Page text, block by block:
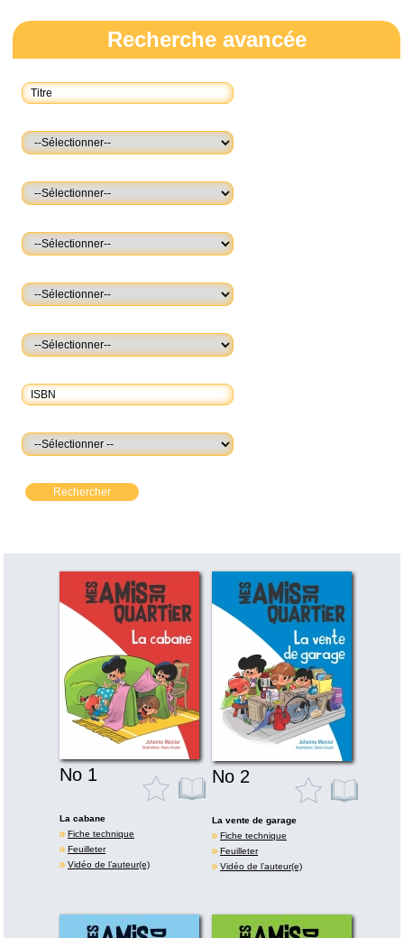
Recherche avancée
Rechercher
No 1
La cabane
Fiche technique
Feuilleter
Vidéo de l’auteur(e)
No 2
La vente de garage
Fiche technique
Feuilleter
Vidéo de l’auteur(e)